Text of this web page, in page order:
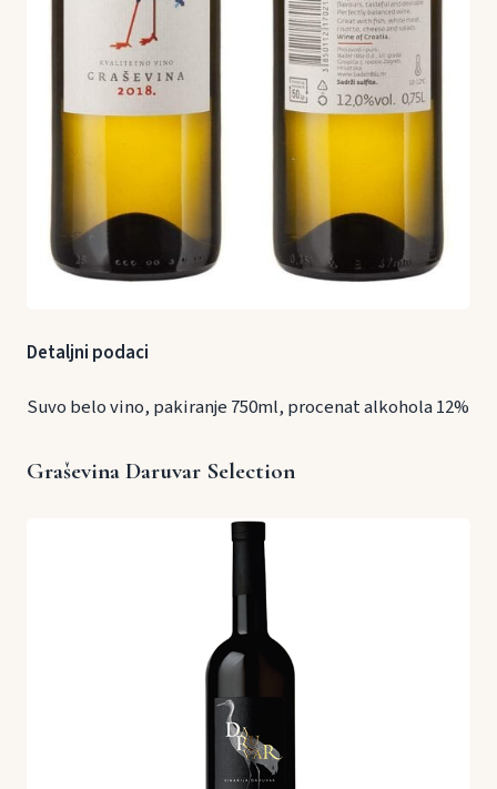
Detaljni podaci
Suvo belo vino, pakiranje 750ml, procenat alkohola 12%
Graševina Daruvar Selection